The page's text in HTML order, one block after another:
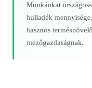
Munkánkat
hulladék
hasznos
mezőgazdaságnak.